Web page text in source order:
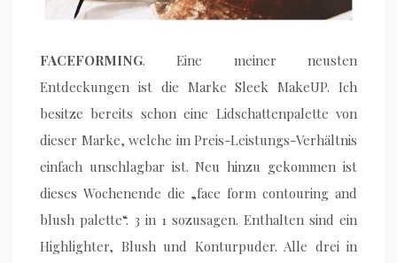
FACEFORMING. Eine meiner neusten
Entdeckungen ist die Marke Sleek MakeUP. Ich
besitze bereits schon eine Lidschattenpalette von
dieser Marke, welche im Preis-Leistungs-Verhältnis
einfach unschlagbar ist. Neu hinzu gekommen ist
dieses Wochenende die „face form contouring and
blush palette“. 3 in 1 sozusagen. Enthalten sind ein
Highlighter, Blush und Konturpuder. Alle drei in